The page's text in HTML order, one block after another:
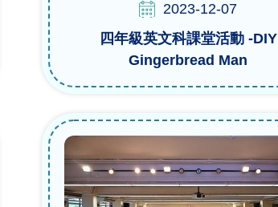
2023-12-07
四年級英文科課堂活動 -DIY
Gingerbread Man